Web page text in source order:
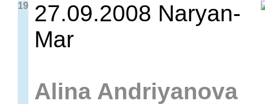
19
27.09.2008 Naryan-
Mar
Alina Andriyanova